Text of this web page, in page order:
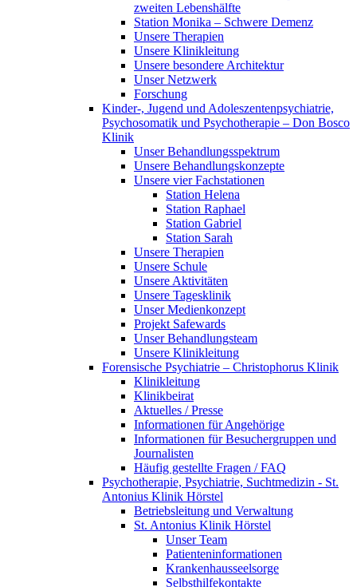
zweiten Lebenshälfte
Station Monika – Schwere Demenz
Unsere Therapien
Unsere Klinikleitung
Unsere besondere Architektur
Unser Netzwerk
Forschung
Kinder-, Jugend und Adoleszentenpsychiatrie,
Psychosomatik und Psychotherapie – Don Bosco
Klinik
Unser Behandlungsspektrum
Unsere Behandlungskonzepte
Unsere vier Fachstationen
Station Helena
Station Raphael
Station Gabriel
Station Sarah
Unsere Therapien
Unsere Schule
Unsere Aktivitäten
Unsere Tagesklinik
Unser Medienkonzept
Projekt Safewards
Unser Behandlungsteam
Unsere Klinikleitung
Forensische Psychiatrie – Christophorus Klinik
Klinikleitung
Klinikbeirat
Aktuelles / Presse
Informationen für Angehörige
Informationen für Besuchergruppen und
Journalisten
Häufig gestellte Fragen / FAQ
Psychotherapie, Psychiatrie, Suchtmedizin - St.
Antonius Klinik Hörstel
Betriebsleitung und Verwaltung
St. Antonius Klinik Hörstel
Unser Team
Patienteninformationen
Krankenhausseelsorge
Selbsthilfekontakte